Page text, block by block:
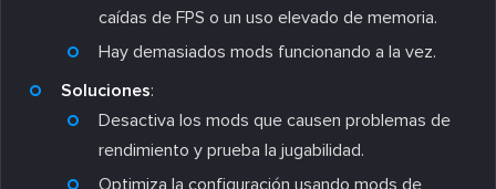
caídas de FPS o un uso elevado de memoria.
Hay demasiados mods funcionando a la vez.
Soluciones:
Desactiva los mods que causen problemas de
rendimiento y prueba la jugabilidad.
Optimiza la configuración usando mods de